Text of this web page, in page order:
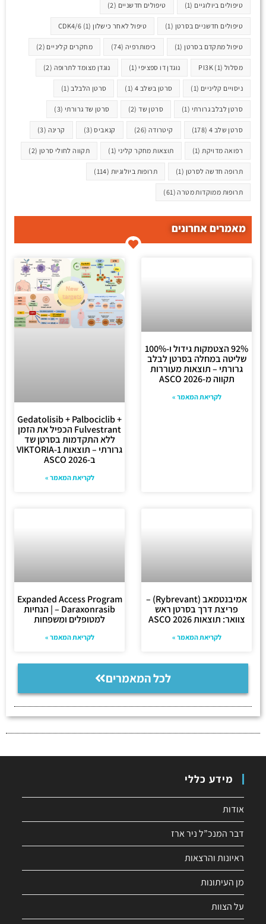
טיפולים ביולוגיים (1) טיפולים חדשניים (2)
טיפולים חדשניים בסרטן (1) טיפול לאחר כישלון CDK4/6 (1)
טיפול מתקדם בסרטן(1) כימותרפיה (74) מחקרים קליניים (2)
מסלול PI3K (1) נוגדן דו ספציפי(1) נוגדן מצומד לתרופה (2)
ניסויים קליניים (1) סרטן בשלב 4 (1) סרטן הלבלב(1)
סרטן לבלב גרורתי (1) סרטן שד(2) סרטן שד גרורתי (3)
סרטן שלב 4 (178) קיטרודה (26) קנאביס(3) קרינה (3)
רפואה מדויקת(1) תוצאות מחקר קליני (1) תקווה לחולי סרטן (2)
תרופה חדשה לסרטן (1) תרופות ביולוגיות (114)
תרופות ממוקדות מטרה(61)
מאמרים אחרונים
92% הצטמקות גידול ו-100%
שליטה במחלה בסרטן לבלב
גרורתי – תוצאות מעוררות
תקווה מ-ASCO 2026
לקריאת המאמר »
Gedatolisib + Palbociclib +
Fulvestrant הכפיל את הזמן
ללא התקדמות בסרטן שד
גרורתי – תוצאות VIKTORIA-1
ב-ASCO 2026
לקריאת המאמר »
אמיבנטמאב (Rybrevant) –
פריצת דרך בסרטן ראש
צוואר: תוצאות ASCO 2026
לקריאת המאמר »
Expanded Access Program
– Daraxonrasib | הנחיות
למטופלים ומשפחות
לקריאת המאמר »
לכל המאמרים
מידע כללי
אודות
דבר המנכ”ל ניר ארז
ראיונות והרצאות
מן העיתונות
על הצוות